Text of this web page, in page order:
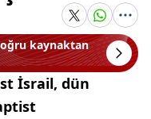
kaynaktan
İsrail, dün